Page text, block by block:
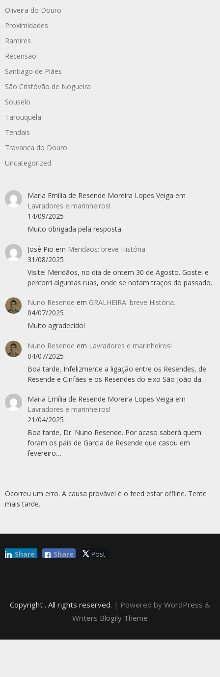
Oliveira do Douro
Proximidades
Ramires
Recensão
Santiago de Piães
São Cristóvão de Nogueira
Souselo
Tarouquela
Tendais
Travanca do Douro
Uncategorized
Maria Emília de Resende Moreira Lopes Veiga em
Lavradores e marinheiros!
14/09/2025
Muito obrigada pela resposta.
José Pio em Meridãos: breve História
31/08/2025
Visitei Meridãos, no dia de ontem 30 de Agosto. Gostei e
percorri algumas ruas, onde se notam traços do passado.
Nuno Resende em GRALHEIRA: breve História.
04/07/2025
Muito agradecido!
Nuno Resende em Lavradores e marinheiros!
04/07/2025
Boa tarde, Infelizmente a ligação entre os Resendes, de
Resende e Cinfães e os Resendes do eixo São João da…
Maria Emília de Resende Moreira Lopes Veiga em
Lavradores e marinheiros!
21/04/2025
Boa tarde, Dr. Nuno Resende. Por acaso saberá quem
foram os pais de Garcia de Resende que casou em
fevereiro…
Ocorreu um erro. A causa provável é o feed estar offline. Tente
mais tarde.
Share Post
Share
Copyright . All rights reserved. | Powered by WordPress &
Writers Blogily Theme